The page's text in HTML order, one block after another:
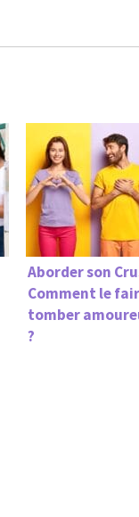
Aborder son
Comment le
tomber
?